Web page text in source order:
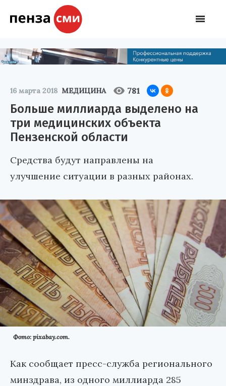
16 марта 2018 МЕДИЦИНА 781
Больше миллиарда выделено на
три медицинских объекта
Пензенской области
Средства будут направлены на
улучшение ситуации в разных районах.
Фото: pixabay.com.
Как сообщает пресс-служба регионального
минздрава, из одного миллиарда 285